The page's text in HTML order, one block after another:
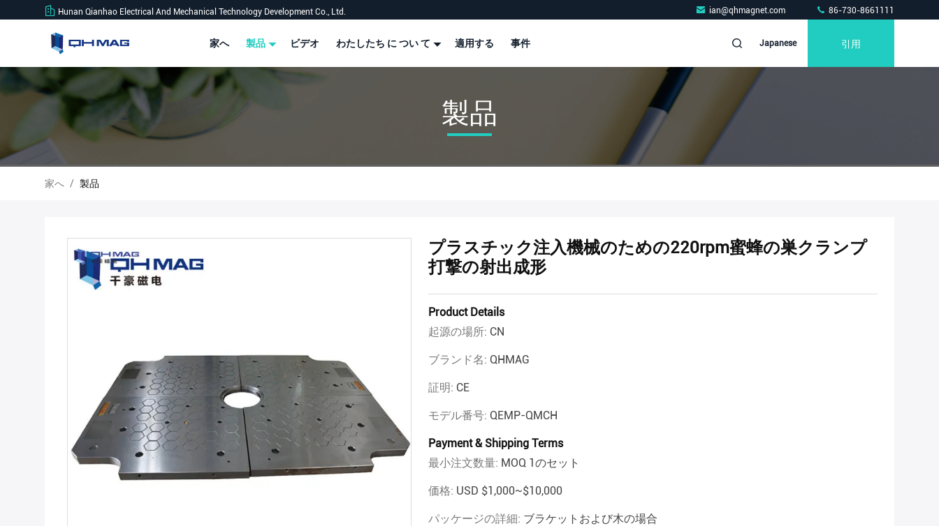
Hunan Qianhao Electrical And Mechanical Technology Development Co., Ltd. ian@qhmagnet.com 86-730-8661111
家へ 製品 ビデオ わたしたち に つい て 適用する 事件 Japanese 引用
製品
家へ / 製品
プラスチック注入機械のための220rpm蜜蜂の巣クランプ
打撃の射出成形
Product Details
起源の場所: CN
ブランド名: QHMAG
証明: CE
モデル番号: QEMP-QMCH
Payment & Shipping Terms
最小注文数量: MOQ 1のセット
価格: USD $1,000~$10,000
パッケージの詳細: ブラケットおよび木の場合